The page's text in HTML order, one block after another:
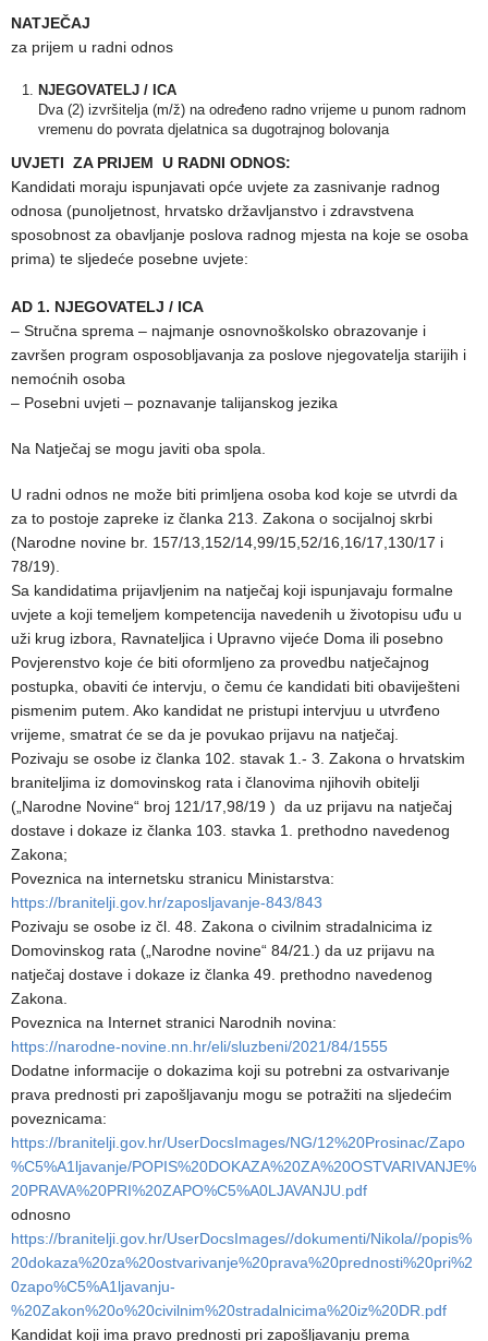
NATJEČAJ
za prijem u radni odnos
NJEGOVATELJ / ICA
Dva (2) izvršitelja (m/ž) na određeno radno vrijeme u punom radnom
vremenu do povrata djelatnica sa dugotrajnog bolovanja
UVJETI ZA PRIJEM U RADNI ODNOS:
Kandidati moraju ispunjavati opće uvjete za zasnivanje radnog
odnosa (punoljetnost, hrvatsko državljanstvo i zdravstvena
sposobnost za obavljanje poslova radnog mjesta na koje se osoba
prima) te sljedeće posebne uvjete:
AD 1. NJEGOVATELJ / ICA
– Stručna sprema – najmanje osnovnoškolsko obrazovanje i
završen program osposobljavanja za poslove njegovatelja starijih i
nemoćnih osoba
– Posebni uvjeti – poznavanje talijanskog jezika
Na Natječaj se mogu javiti oba spola.
U radni odnos ne može biti primljena osoba kod koje se utvrdi da
za to postoje zapreke iz članka 213. Zakona o socijalnoj skrbi
(Narodne novine br. 157/13,152/14,99/15,52/16,16/17,130/17 i
78/19).
Sa kandidatima prijavljenim na natječaj koji ispunjavaju formalne
uvjete a koji temeljem kompetencija navedenih u životopisu uđu u
uži krug izbora, Ravnateljica i Upravno vijeće Doma ili posebno
Povjerenstvo koje će biti oformljeno za provedbu natječajnog
postupka, obaviti će intervju, o čemu će kandidati biti obaviješteni
pismenim putem. Ako kandidat ne pristupi intervjuu u utvrđeno
vrijeme, smatrat će se da je povukao prijavu na natječaj.
Pozivaju se osobe iz članka 102. stavak 1.- 3. Zakona o hrvatskim
braniteljima iz domovinskog rata i članovima njihovih obitelji
(„Narodne Novine“ broj 121/17,98/19 ) da uz prijavu na natječaj
dostave i dokaze iz članka 103. stavka 1. prethodno navedenog
Zakona;
Poveznica na internetsku stranicu Ministarstva:
https://branitelji.gov.hr/zaposljavanje-843/843
Pozivaju se osobe iz čl. 48. Zakona o civilnim stradalnicima iz
Domovinskog rata („Narodne novine“ 84/21.) da uz prijavu na
natječaj dostave i dokaze iz članka 49. prethodno navedenog
Zakona.
Poveznica na Internet stranici Narodnih novina:
https://narodne-novine.nn.hr/eli/sluzbeni/2021/84/1555
Dodatne informacije o dokazima koji su potrebni za ostvarivanje
prava prednosti pri zapošljavanju mogu se potražiti na sljedećim
poveznicama:
https://branitelji.gov.hr/UserDocsImages/NG/12%20Prosinac/Zapo
%C5%A1ljavanje/POPIS%20DOKAZA%20ZA%20OSTVARIVANJE%
20PRAVA%20PRI%20ZAPO%C5%A0LJAVANJU.pdf
odnosno
https://branitelji.gov.hr/UserDocsImages//dokumenti/Nikola//popis%
20dokaza%20za%20ostvarivanje%20prava%20prednosti%20pri%2
0zapo%C5%A1ljavanju-
%20Zakon%20o%20civilnim%20stradalnicima%20iz%20DR.pdf
Kandidat koji ima pravo prednosti pri zapošljavanju prema